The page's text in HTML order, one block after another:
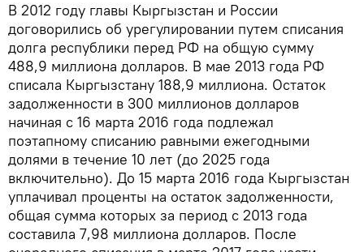
В 2012 году главы Кыргызстан и России
договорились об урегулировании путем списания
долга республики перед РФ на общую сумму
488,9 миллиона долларов. В мае 2013 года РФ
списала Кыргызстану 188,9 миллиона. Остаток
задолженности в 300 миллионов долларов
начиная с 16 марта 2016 года подлежал
поэтапному списанию равными ежегодными
долями в течение 10 лет (до 2025 года
включительно). До 15 марта 2016 года Кыргызстан
уплачивал проценты на остаток задолженности,
общая сумма которых за период с 2013 года
составила 7,98 миллиона долларов. После